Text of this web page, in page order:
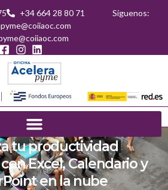
+34 664 28 80 71
Síguenos:
tu productividad
Excel, Calendario y
en la nube